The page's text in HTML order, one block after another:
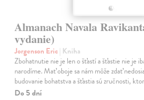
Almanach Navala
vydanie)
Jorgenson Eric| Kniha
Zbohatnutie nie je len o šťastí a šťastie nie je
narodíme. Mať oboje sa nám môže zdať
budovanie bohatstva a šťastia sú zručnosti,
Do 5 dní